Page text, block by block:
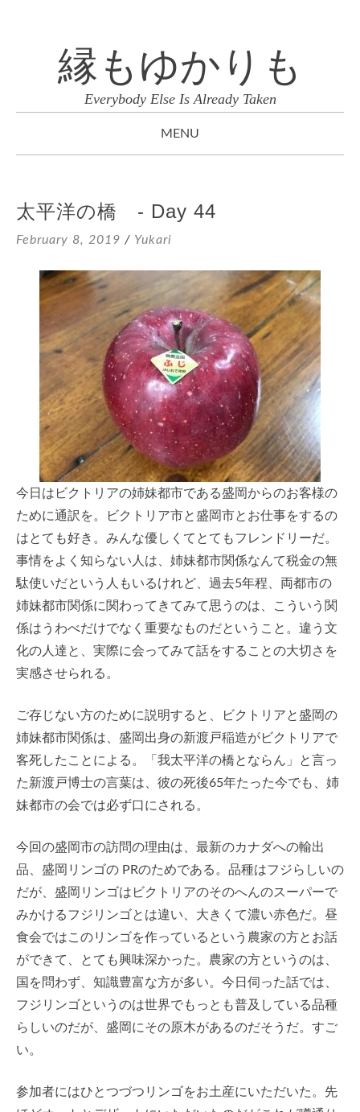
縁もゆかりも
Everybody Else Is Already Taken
MENU
CONTENT
太平洋の橋 - Day 44
February 8, 2019 / Yukari
今日はビクトリアの姉妹都市である盛岡からのお客様の
ために通訳を。ビクトリア市と盛岡市とお仕事をするの
はとても好き。みんな優しくてとてもフレンドリーだ。
事情をよく知らない人は、姉妹都市関係なんて税金の無
駄使いだという人もいるけれど、過去5年程、両都市の
姉妹都市関係に関わってきてみて思うのは、こういう関
係はうわべだけでなく重要なものだということ。違う文
化の人達と、実際に会ってみて話をすることの大切さを
実感させられる。
ご存じない方のために説明すると、ビクトリアと盛岡の
姉妹都市関係は、盛岡出身の新渡戸稲造がビクトリアで
客死したことによる。「我太平洋の橋とならん」と言っ
た新渡戸博士の言葉は、彼の死後65年たった今でも、姉
妹都市の会では必ず口にされる。
今回の盛岡市の訪問の理由は、最新のカナダへの輸出
品、盛岡リンゴの PRのためである。品種はフジらしいの
だが、盛岡リンゴはビクトリアのそのへんのスーパーで
みかけるフジリンゴとは違い、大きくて濃い赤色だ。昼
食会ではこのリンゴを作っているという農家の方とお話
ができて、とても興味深かった。農家の方というのは、
国を問わず、知識豊富な方が多い。今日伺った話では、
フジリンゴというのは世界でもっとも普及している品種
らしいのだが、盛岡にその原木があるのだそうだ。すご
い。
参加者にはひとつづつリンゴをお土産にいただいた。先